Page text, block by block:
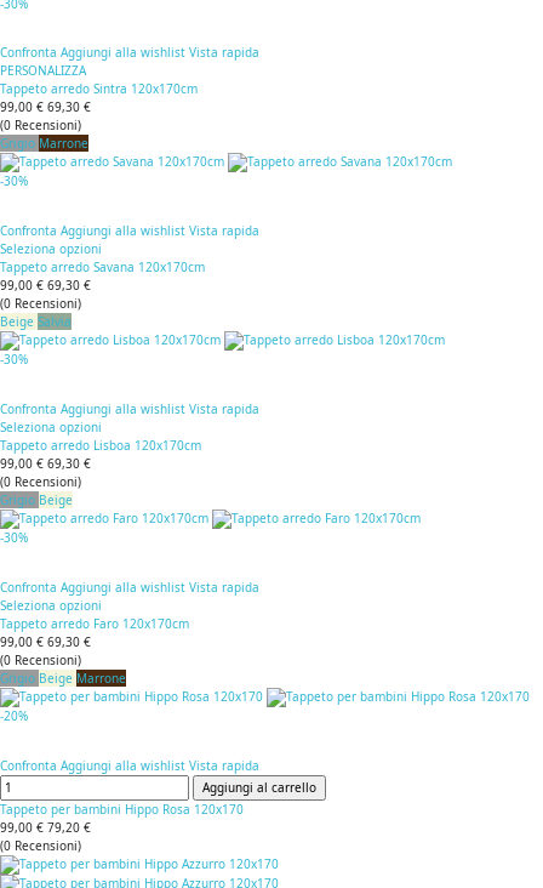
Confronta Aggiungi alla wishlist Vista rapida
PERSONALIZZA
Tappeto arredo Sintra 120x170cm
99,00 € 69,30 €
(0 Recensioni)
Grigio Marrone
-30%
Confronta Aggiungi alla wishlist Vista rapida
Seleziona opzioni
Tappeto arredo Savana 120x170cm
99,00 € 69,30 €
(0 Recensioni)
Beige Salvia
-30%
Confronta Aggiungi alla wishlist Vista rapida
Seleziona opzioni
Tappeto arredo Lisboa 120x170cm
99,00 € 69,30 €
(0 Recensioni)
Grigio Beige
-30%
Confronta Aggiungi alla wishlist Vista rapida
Seleziona opzioni
Tappeto arredo Faro 120x170cm
99,00 € 69,30 €
(0 Recensioni)
Grigio Beige Marrone
-20%
Confronta Aggiungi alla wishlist Vista rapida
Aggiungi al carrello
Tappeto per bambini Hippo Rosa 120x170
99,00 € 79,20 €
(0 Recensioni)